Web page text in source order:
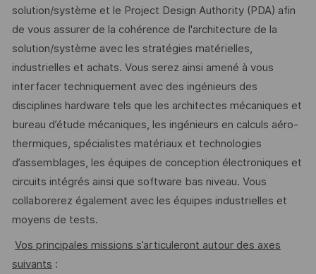
solution/système et le Project Design Authority (PDA) afin
de vous assurer de la cohérence de l'architecture de la
solution/système avec les stratégies matérielles,
industrielles et achats. Vous serez ainsi amené à vous
interfacer techniquement avec des ingénieurs des
disciplines hardware tels que les architectes mécaniques et
bureau d’étude mécaniques, les ingénieurs en calculs aéro-
thermiques, spécialistes matériaux et technologies
d’assemblages, les équipes de conception électroniques et
circuits intégrés ainsi que software bas niveau. Vous
collaborerez également avec les équipes industrielles et
moyens de tests.
Vos principales missions s’articuleront autour des axes
suivants :